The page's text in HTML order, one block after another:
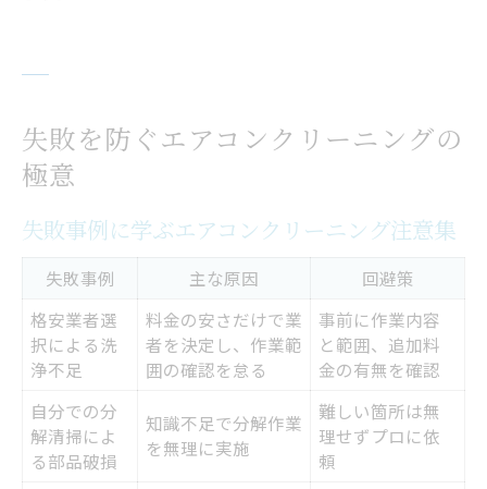
失敗を防ぐエアコンクリーニングの
極意
失敗事例に学ぶエアコンクリーニング注意集
失敗事例 主な原因
回避策
格安業者選
択による洗
浄不足
料金の安さだけで業
者を決定し、作業範
囲の確認を怠る
事前に作業内容
と範囲、追加料
金の有無を確認
自分での分
解清掃によ
る部品破損
知識不足で分解作業
を無理に実施
難しい箇所は無
理せずプロに依
頼